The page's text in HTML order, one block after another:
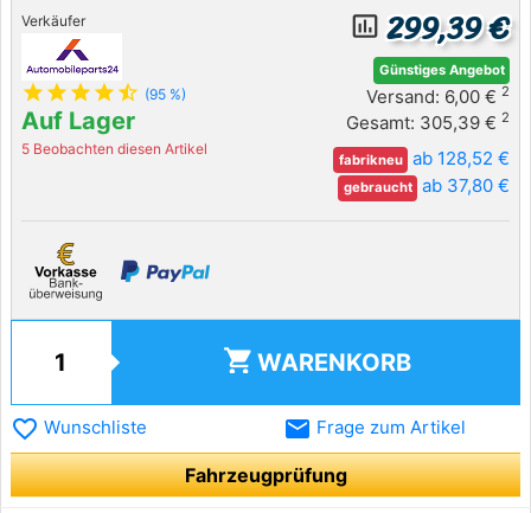
Verkäufer
star star star star star_half (95 %)
Auf Lager
5 Beobachten diesen Artikel
insert_chart_outlined 299,39 €
Günstiges Angebot
Versand: 6,00 € 2
Gesamt: 305,39 € 2
fabrikneu ab 128,52 €
gebraucht ab 37,80 €
shopping_cart WARENKORB
favorite_border Wunschliste email Frage zum Artikel
Fahrzeugprüfung